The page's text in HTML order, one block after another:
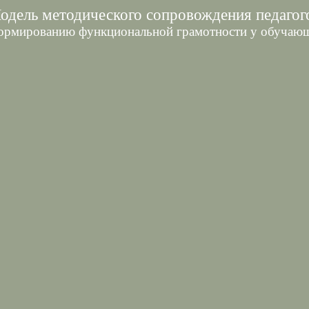
методического сопровождения
функциональной грамотности у